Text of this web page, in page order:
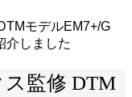
モデルEM7+/G
介しました
監修 DTM